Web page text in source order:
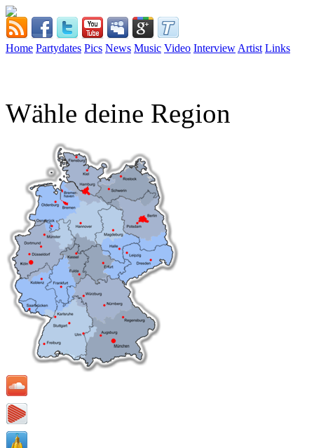
Home Partydates Pics News Music Video Interview Artist Links
Wähle deine Region